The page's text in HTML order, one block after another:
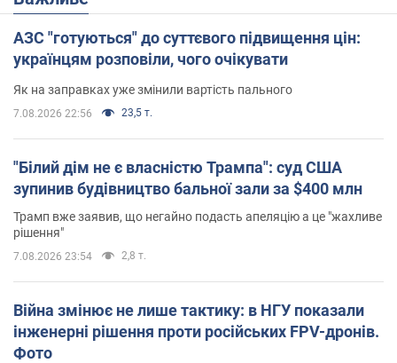
АЗС "готуються" до суттєвого підвищення цін:
українцям розповіли, чого очікувати
Як на заправках уже змінили вартість пального
7.08.2026 22:56 23,5 т.
"Білий дім не є власністю Трампа": суд США
зупинив будівництво бальної зали за $400 млн
Трамп вже заявив, що негайно подасть апеляцію а це "жахливе
рішення"
7.08.2026 23:54 2,8 т.
Війна змінює не лише тактику: в НГУ показали
інженерні рішення проти російських FPV-дронів.
Фото